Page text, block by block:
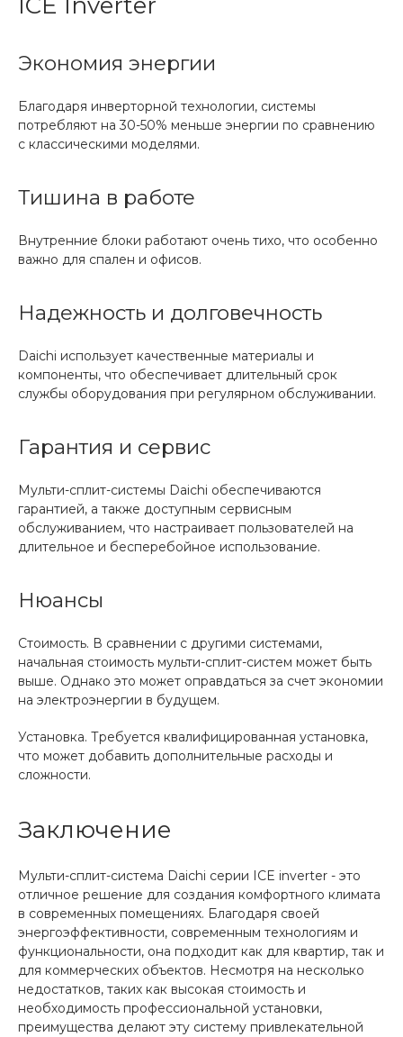
Экономия энергии
Благодаря инверторной технологии, системы
потребляют на 30-50% меньше энергии по сравнению
с классическими моделями.
Тишина в работе
Внутренние блоки работают очень тихо, что особенно
важно для спален и офисов.
Надежность и долговечность
Daichi использует качественные материалы и
компоненты, что обеспечивает длительный срок
службы оборудования при регулярном обслуживании.
Гарантия и сервис
Мульти-сплит-системы Daichi обеспечиваются
гарантией, а также доступным сервисным
обслуживанием, что настраивает пользователей на
длительное и бесперебойное использование.
Нюансы
Стоимость. В сравнении с другими системами,
начальная стоимость мульти-сплит-систем может быть
выше. Однако это может оправдаться за счет экономии
на электроэнергии в будущем.
Установка. Требуется квалифицированная установка,
что может добавить дополнительные расходы и
сложности.
Заключение
Мульти-сплит-система Daichi серии ICE inverter - это
отличное решение для создания комфортного климата
в современных помещениях. Благодаря своей
энергоэффективности, современным технологиям и
функциональности, она подходит как для квартир, так и
для коммерческих объектов. Несмотря на несколько
недостатков, таких как высокая стоимость и
необходимость профессиональной установки,
преимущества делают эту систему привлекательной